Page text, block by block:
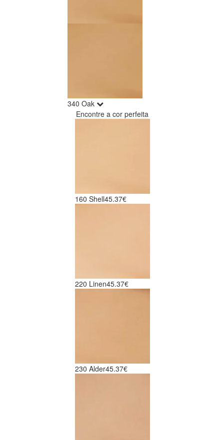
340 Oak
Encontre a cor perfeita
160 Shell45.37€
220 Linen45.37€
230 Alder45.37€